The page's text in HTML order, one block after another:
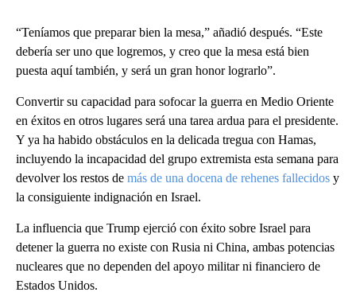
“Teníamos que preparar bien la mesa,” añadió después. “Este
debería ser uno que logremos, y creo que la mesa está bien
puesta aquí también, y será un gran honor lograrlo”.
Convertir su capacidad para sofocar la guerra en Medio Oriente
en éxitos en otros lugares será una tarea ardua para el presidente.
Y ya ha habido obstáculos en la delicada tregua con Hamas,
incluyendo la incapacidad del grupo extremista esta semana para
devolver los restos de más de una docena de rehenes fallecidos y
la consiguiente indignación en Israel.
La influencia que Trump ejerció con éxito sobre Israel para
detener la guerra no existe con Rusia ni China, ambas potencias
nucleares que no dependen del apoyo militar ni financiero de
Estados Unidos.